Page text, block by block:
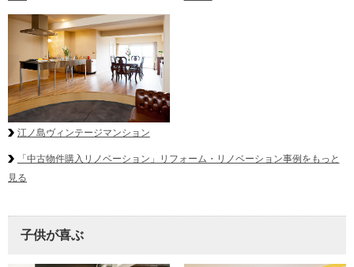
江ノ島ヴィンテージマンション
「中古物件購入リノベーション」リフォーム・リノベーション事例をもっと
見る
子供が喜ぶ